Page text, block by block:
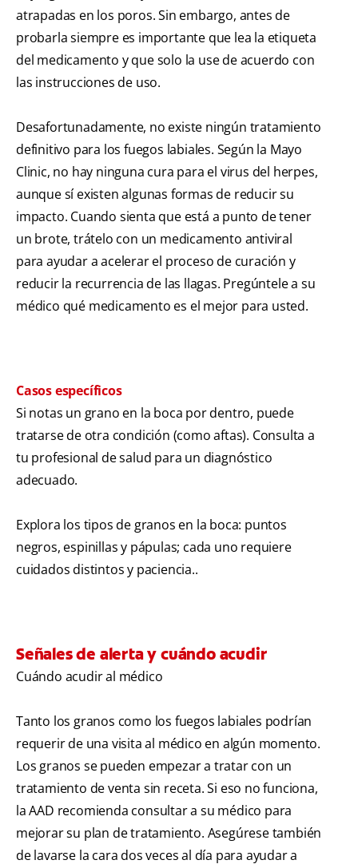
atrapadas en los poros. Sin embargo, antes de
probarla siempre es importante que lea la etiqueta
del medicamento y que solo la use de acuerdo con
las instrucciones de uso.
Desafortunadamente, no existe ningún tratamiento
definitivo para los fuegos labiales. Según la Mayo
Clinic, no hay ninguna cura para el virus del herpes,
aunque sí existen algunas formas de reducir su
impacto. Cuando sienta que está a punto de tener
un brote, trátelo con un medicamento antiviral
para ayudar a acelerar el proceso de curación y
reducir la recurrencia de las llagas. Pregúntele a su
médico qué medicamento es el mejor para usted.
Casos específicos
Si notas un grano en la boca por dentro, puede
tratarse de otra condición (como aftas). Consulta a
tu profesional de salud para un diagnóstico
adecuado.
Explora los tipos de granos en la boca: puntos
negros, espinillas y pápulas; cada uno requiere
cuidados distintos y paciencia..
Señales de alerta y cuándo acudir
Cuándo acudir al médico
Tanto los granos como los fuegos labiales podrían
requerir de una visita al médico en algún momento.
Los granos se pueden empezar a tratar con un
tratamiento de venta sin receta. Si eso no funciona,
la AAD recomienda consultar a su médico para
mejorar su plan de tratamiento. Asegúrese también
de lavarse la cara dos veces al día para ayudar a